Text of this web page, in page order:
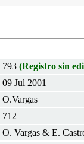
793 (Registro sin
09 Jul 2001
O.Vargas
712
O. Vargas & E.